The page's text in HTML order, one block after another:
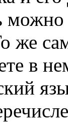
же
в